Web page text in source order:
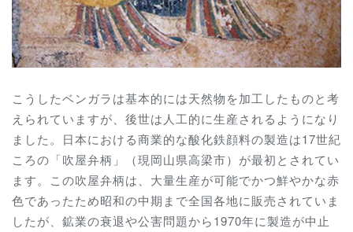
こうしたベンガラは基本的には天然物を加工したものと考
えられていますが、後世は人工的に生産されるようになり
ました。日本における商業的な酸化鉄顔料の製造は17世紀
ころの「吹屋弁柄」（現岡山県高梁市）が最初とされてい
ます。この吹屋弁柄は、大量生産が可能でかつ鮮やかな赤
色であったため昭和の中期まで全国各地に販売されていま
したが、鉱業の衰退や公害問題から1970年に製造が中止